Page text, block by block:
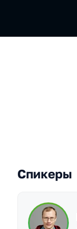
Спикеры